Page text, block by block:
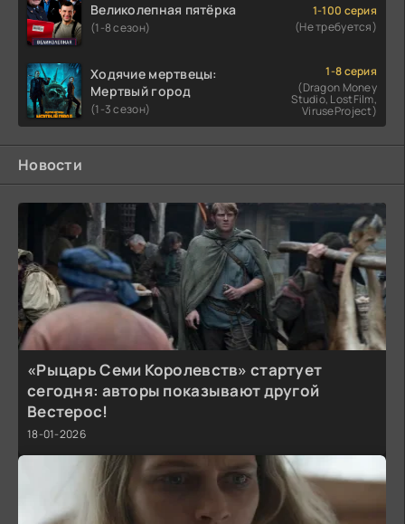
Великолепная пятёрка
(1-8 сезон)
1-100 серия
(Не требуется)
Ходячие мертвецы:
Мертвый город
(1-3 сезон)
1-8 серия
(Dragon Money
Studio, LostFilm,
ViruseProject)
Новости
«Рыцарь Семи Королевств» стартует
сегодня: авторы показывают другой
Вестерос!
18-01-2026